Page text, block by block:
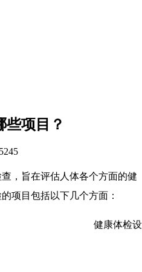
些项目？
5245
，旨在评估人体各个方面的健
项目包括以下几个方面：